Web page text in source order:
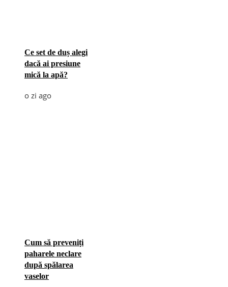
Ce set de duș alegi
dacă ai presiune
mică la apă?
o zi ago
Cum să preveniți
paharele neclare
după spălarea
vaselor